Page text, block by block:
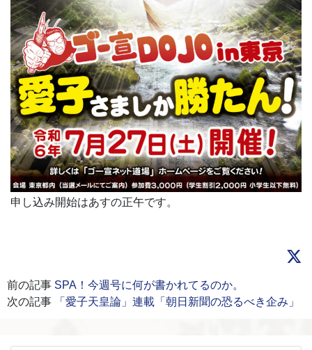
申し込み開始はあすの正午です。
前の記事 SPA！今週号に何が書かれてるのか。
次の記事
「愛子天皇論」連載「朝日新聞の恐るべき企み」